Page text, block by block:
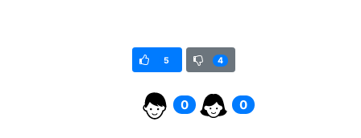
5 4
0 0